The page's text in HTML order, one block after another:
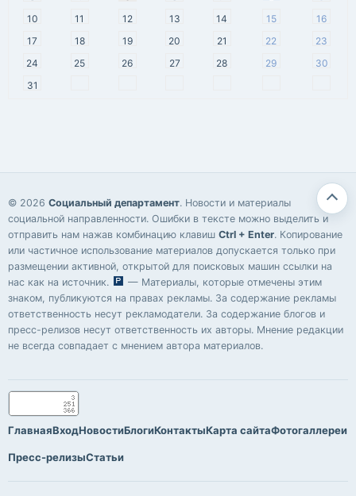
10
11 12 13 14 15
16
17
18 19 20 21 22
23
24
25 26 27 28 29
30
31
© 2026 Социальный департамент. Новости и материалы
социальной направленности. Ошибки в тексте можно выделить и
отправить нам нажав комбинацию клавиш Ctrl + Enter. Копирование
или частичное использование материалов допускается только при
размещении активной, открытой для поисковых машин ссылки на
нас как на источник.
— Материалы, которые отмечены этим
знаком, публикуются на правах рекламы. За содержание рекламы
ответственность несут рекламодатели. За содержание блогов и
пресс-релизов несут ответственность их авторы. Мнение редакции
не всегда совпадает с мнением автора материалов.
ГлавнаяВходНовостиБлогиКонтактыКарта сайтаФотогаллереи
Пресс-релизыСтатьи